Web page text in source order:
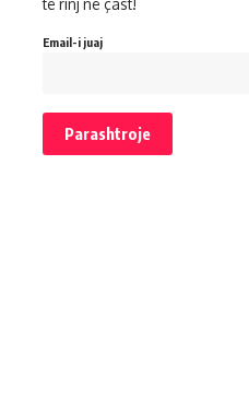
të rinj në çast!
Email-i juaj